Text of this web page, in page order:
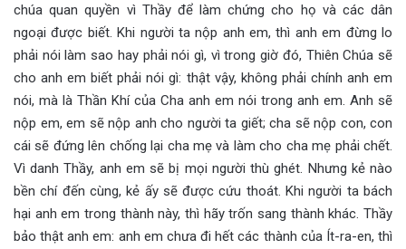
chúa quan quyền vì Thầy để làm chứng cho họ và các dân
ngoại được biết. Khi người ta nộp anh em, thì anh em đừng lo
phải nói làm sao hay phải nói gì, vì trong giờ đó, Thiên Chúa sẽ
cho anh em biết phải nói gì: thật vậy, không phải chính anh em
nói, mà là Thần Khí của Cha anh em nói trong anh em. Anh sẽ
nộp em, em sẽ nộp anh cho người ta giết; cha sẽ nộp con, con
cái sẽ đứng lên chống lại cha mẹ và làm cho cha mẹ phải chết.
Vì danh Thầy, anh em sẽ bị mọi người thù ghét. Nhưng kẻ nào
bền chí đến cùng, kẻ ấy sẽ được cứu thoát. Khi người ta bách
hại anh em trong thành này, thì hãy trốn sang thành khác. Thầy
bảo thật anh em: anh em chưa đi hết các thành của Ít-ra-en, thì